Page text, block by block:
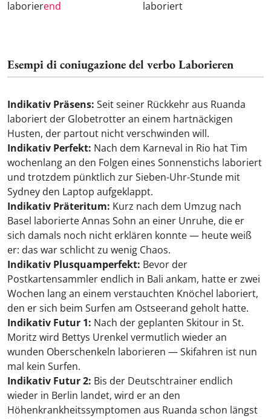
laborierend laboriert
Esempi di coniugazione del verbo Laborieren
Indikativ Präsens: Seit seiner Rückkehr aus Ruanda
laboriert der Globetrotter an einem hartnäckigen
Husten, der partout nicht verschwinden will.
Indikativ Perfekt: Nach dem Karneval in Rio hat Tim
wochenlang an den Folgen eines Sonnenstichs laboriert
und trotzdem pünktlich zur Sieben-Uhr-Stunde mit
Sydney den Laptop aufgeklappt.
Indikativ Präteritum: Kurz nach dem Umzug nach
Basel laborierte Annas Sohn an einer Unruhe, die er
sich damals noch nicht erklären konnte — heute weiß
er: das war schlicht zu wenig Chaos.
Indikativ Plusquamperfekt: Bevor der
Postkartensammler endlich in Bali ankam, hatte er zwei
Wochen lang an einem verstauchten Knöchel laboriert,
den er sich beim Surfen am Ostseerand geholt hatte.
Indikativ Futur 1: Nach der geplanten Skitour in St.
Moritz wird Bettys Urenkel vermutlich wieder an
wunden Oberschenkeln laborieren — Skifahren ist nun
mal kein Surfen.
Indikativ Futur 2: Bis der Deutschtrainer endlich
wieder in Berlin landet, wird er an den
Höhenkrankheitssymptomen aus Ruanda schon längst